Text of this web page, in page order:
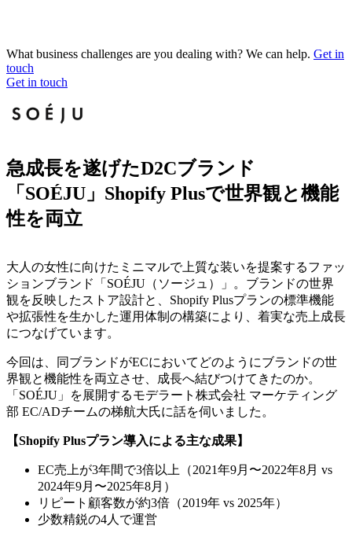
What business challenges are you dealing with? We can help. Get in
touch
Get in touch
急成長を遂げたD2Cブランド
「SOÉJU」Shopify Plusで世界観と機能
性を両立
大人の女性に向けたミニマルで上質な装いを提案するファッ
ションブランド「SOÉJU（ソージュ）」。ブランドの世界
観を反映したストア設計と、Shopify Plusプランの標準機能
や拡張性を生かした運用体制の構築により、着実な売上成長
につなげています。
今回は、同ブランドがECにおいてどのようにブランドの世
界観と機能性を両立させ、成長へ結びつけてきたのか。
「SOÉJU」を展開するモデラート株式会社 マーケティング
部 EC/ADチームの梯航大氏に話を伺いました。
【Shopify Plusプラン導入による主な成果】
EC売上が3年間で3倍以上（2021年9月〜2022年8月 vs
2024年9月〜2025年8月）
リピート顧客数が約3倍（2019年 vs 2025年）
少数精鋭の4人で運営